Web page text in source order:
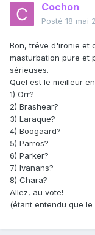
Cochon
Posté 18 mai
Bon, trêve d'ironie et
masturbation pure et
sérieuses.
Quel est le meilleur
1) Orr?
2) Brashear?
3) Laraque?
4) Boogaard?
5) Parros?
6) Parker?
7) Ivanans?
8) Chara?
Allez, au vote!
(étant entendu que